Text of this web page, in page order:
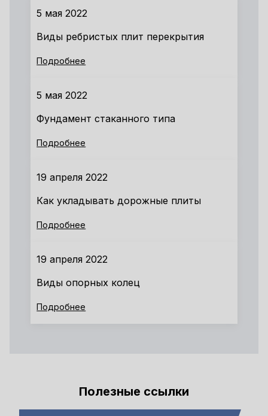
5 мая 2022
Виды ребристых плит перекрытия
Подробнее
5 мая 2022
Фундамент стаканного типа
Подробнее
19 апреля 2022
Как укладывать дорожные плиты
Подробнее
19 апреля 2022
Виды опорных колец
Подробнее
Полезные ссылки